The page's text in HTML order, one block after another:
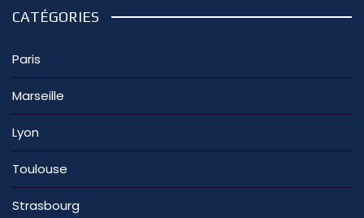
CATÉGORIES
Paris
Marseille
Lyon
Toulouse
Strasbourg